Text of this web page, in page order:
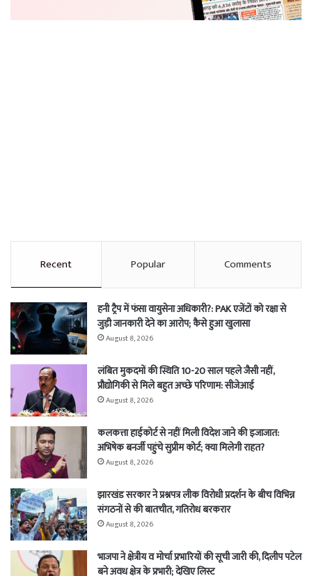
Recent Popular Comments
हनी ट्रैप में फंसा वायुसेना अधिकारी?: PAK एजेंटों को रक्षा से
जुड़ी जानकारी देने का आरोप; कैसे हुआ खुलासा
August 8, 2026
लंबित मुकदमों की स्थिति 10-20 साल पहले जैसी नहीं,
प्रौद्योगिकी से मिले बहुत अच्छे परिणाम: सीजेआई
August 8, 2026
कलकत्ता हाईकोर्ट से नहीं मिली विदेश जाने की इजाजात:
अभिषेक बनर्जी पहुंचे सुप्रीम कोर्ट; क्या मिलेगी राहत?
August 8, 2026
झारखंड सरकार ने प्रश्नपत्र लीक विरोधी प्रदर्शन के बीच विभिन्न
संगठनों से की बातचीत, गतिरोध बरकरार
August 8, 2026
भाजपा ने क्षेत्रीय व मोर्चा प्रभारियों की सूची जारी की, दिलीप पटेल
बने अवध क्षेत्र के प्रभारी; देखिए लिस्ट